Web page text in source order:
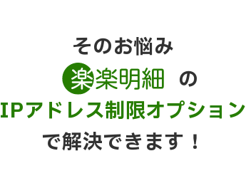
そのお悩み
の
IPアドレス制限オプション
で解決できます！